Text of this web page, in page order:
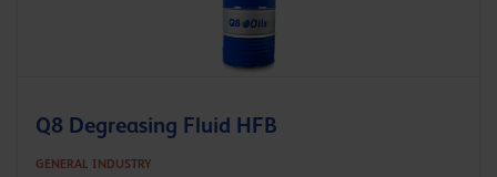
Q8 Degreasing Fluid HFB
GENERAL INDUSTRY